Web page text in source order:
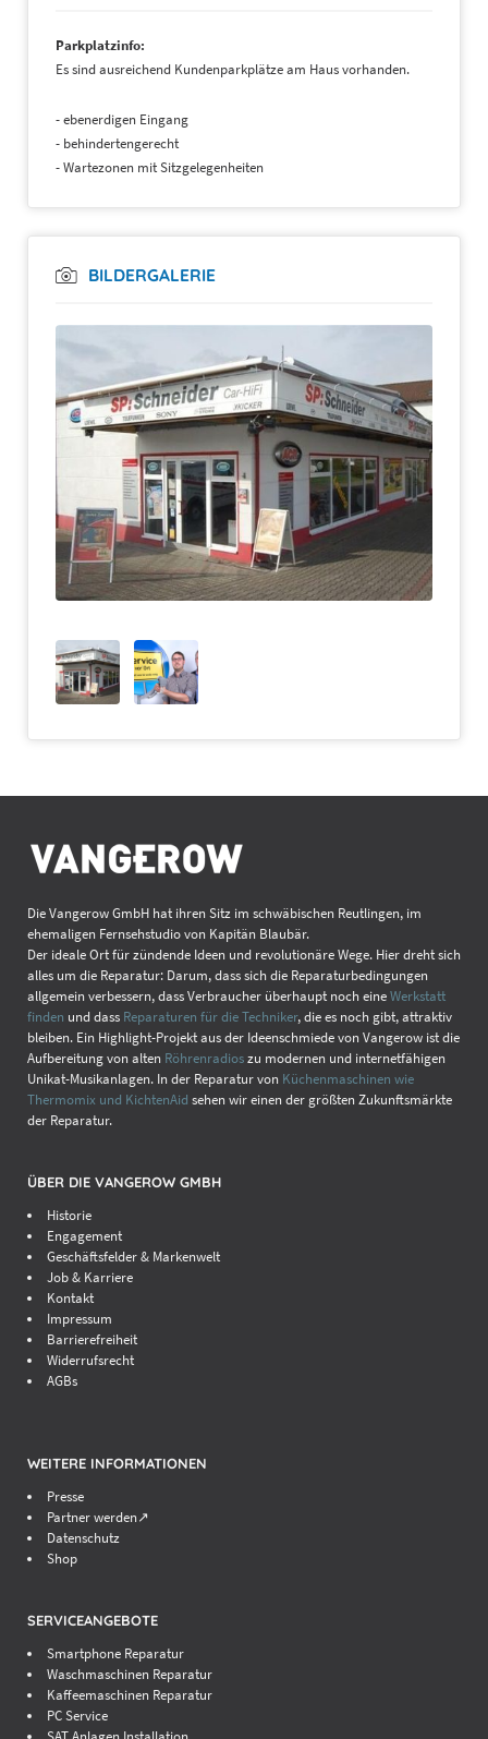
Parkplatzinfo:
Es sind ausreichend Kundenparkplätze am Haus vorhanden.
- ebenerdigen Eingang
- behindertengerecht
- Wartezonen mit Sitzgelegenheiten
BILDERGALERIE
Die Vangerow GmbH hat ihren Sitz im schwäbischen Reutlingen, im
ehemaligen Fernsehstudio von Kapitän Blaubär.
Der ideale Ort für zündende Ideen und revolutionäre Wege. Hier dreht sich
alles um die Reparatur: Darum, dass sich die Reparaturbedingungen
allgemein verbessern, dass Verbraucher überhaupt noch eineWerkstatt
finden und dass Reparaturen für die Techniker, die es noch gibt, attraktiv
bleiben. Ein Highlight-Projekt aus der Ideenschmiede von Vangerow ist die
Aufbereitung von alten Röhrenradioszu modernen und internetfähigen
Unikat-Musikanlagen. In der Reparatur von Küchenmaschinen wie
Thermomix und KichtenAid sehen wir einen der größten Zukunftsmärkte
der Reparatur.
ÜBER DIE VANGEROW GMBH
Historie
Engagement
Geschäftsfelder & Markenwelt
Job & Karriere
Kontakt
Impressum
Barrierefreiheit
Widerrufsrecht
AGBs
WEITERE INFORMATIONEN
Presse
Partner werden↗
Datenschutz
Shop
SERVICEANGEBOTE
Smartphone Reparatur
Waschmaschinen Reparatur
Kaffeemaschinen Reparatur
PC Service